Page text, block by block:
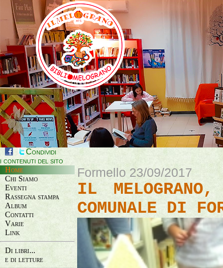
Condividi
i contenuti del sito
Home
Chi Siamo
Eventi
Rassegna stampa
Album
Contatti
Varie
Link
Di libri...
e di letture
Formello 23/09/2017
IL
COMUNALE DI